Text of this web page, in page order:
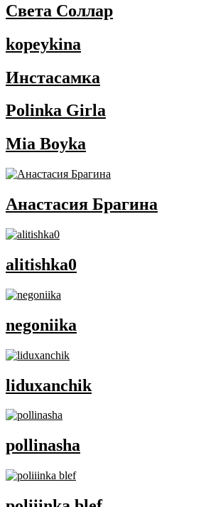
Света Соллар
kopeykina
Инстасамка
Polinka Girla
Mia Boyka
Анастасия Брагина
alitishka0
negoniika
liduxanchik
pollinasha